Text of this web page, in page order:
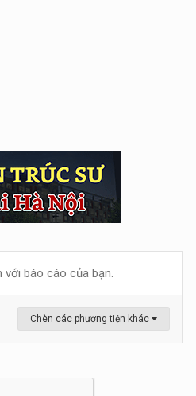
với báo cáo của bạn.
Chèn các phương tiện khác